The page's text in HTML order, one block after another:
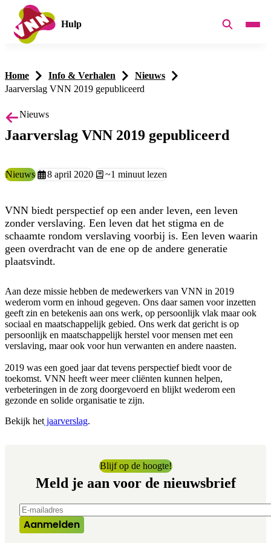
Hulp
Home Info & Verhalen
Nieuws
Jaarverslag VNN 2019 gepubliceerd
Nieuws
Jaarverslag VNN 2019 gepubliceerd
Type:
NieuwsAangemaakt op:
8 april 2020Leestijd:
~1 minuut lezen
VNN biedt perspectief op een ander leven, een leven
zonder verslaving. Een leven dat het stigma en de
schaamte rondom verslaving voorbij is. Een leven waarin
geen overdracht van de ene op de andere generatie
plaatsvindt.
Aan deze missie hebben de medewerkers van VNN in 2019
wederom vorm en inhoud gegeven. Ons daar samen voor inzetten
geeft zin en betekenis aan ons werk, op persoonlijk vlak maar ook
sociaal en maatschappelijk gebied. Ons werk dat gericht is op
persoonlijk en maatschappelijk herstel voor mensen met een
verslaving, maar ook voor hun verwanten en andere naasten.
2019 was een goed jaar dat tevens perspectief biedt voor de
toekomst. VNN heeft weer meer cliënten kunnen helpen,
verbeteringen in de zorg doorgevoerd en blijkt wederom een
gezonde en solide organisatie te zijn.
Bekijk het jaarverslag.
Blijf op de hoogte!
Meld je aan voor de nieuwsbrief
E-mailadres
Aanmelden